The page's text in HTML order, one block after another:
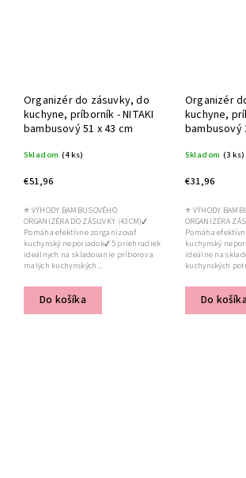
Organizér do zásuvky, do
kuchyne, príborník - NITAKI
bambusový 51 x 43 cm
Skladom (4 ks)
€51,96
Do košíka
⭐ VÝHODY BAMBUSOVÉHO
ORGANIZÉRA DO ZÁSUVKY (43CM)✔
Pomáha efektívne zorganizovať
kuchynský neporiadok✔ 5 priehradiek
ideálnych na skladovanie príborov a
malých kuchynských...
Organizér
kuchyne,
bambusový
Skladom (3 ks)
€31,96
Do
⭐ VÝHODY
ORGANIZÉRA
Pomáha
kuchynský
ideálne na
kuchynských